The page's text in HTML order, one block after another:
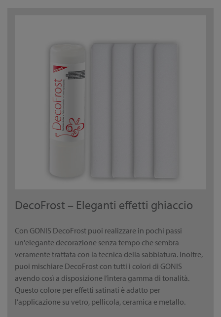
DecoFrost – Eleganti effetti ghiaccio
Con GONIS DecoFrost puoi realizzare in pochi passi
un'elegante decorazione senza tempo che sembra
veramente trattata con la tecnica della sabbiatura. Inoltre,
puoi mischiare DecoFrost con tutti i colori di GONIS
avendo così a disposizione l’intera gamma di tonalità.
Questo colore per effetti satinati è adatto per
l’applicazione su vetro, pellicola, ceramica e metallo.